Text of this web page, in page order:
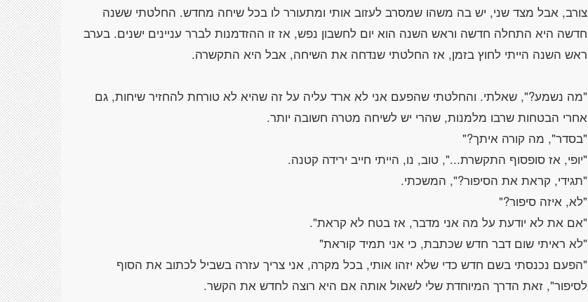
צורב, אבל מצד שני, יש בה משהו שמסרב לעזוב אותי ומתעורר לו בכל שיחה מחדש. החלטתי ששנה
חדשה היא התחלה חדשה וראש השנה הוא יום לחשבון נפש, אז זו ההזדמנות לברר עניינים ישנים. בערב
"מה נשמע?", שאלתי. והחלטתי שהפעם אני לא ארד עליה על זה שהיא לא טורחת להחזיר שיחות, גם
"הפעם נכנסתי בשם חדש כדי שלא יזהו אותי, בכל מקרה, אני צריך עזרה בשביל לכתוב את הסוף